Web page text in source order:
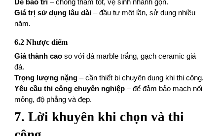
Dễ bảo trì – chống thấm tốt, vệ sinh nhanh gọn.
Giá trị sử dụng lâu dài – đầu tư một lần, sử dụng nhiều
năm.
6.2 Nhược điểm
Giá thành cao so với đá marble trắng, gạch ceramic giả
đá.
Trọng lượng nặng – cần thiết bị chuyên dụng khi thi công.
Yêu cầu thi công chuyên nghiệp – để đảm bảo mạch nối
mỏng, độ phẳng và đẹp.
7. Lời khuyên khi chọn và thi